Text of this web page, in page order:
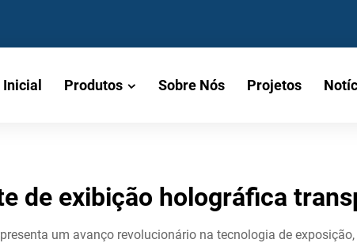
Produtos Sobre Nós Projetos
de exibição holográfica
um avanço revolucionário na tecnologia de